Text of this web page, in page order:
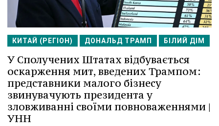
КИТАЙ (РЕГІОН) ДОНАЛЬД ТРАМП БІЛИЙ ДІМ
У Сполучених Штатах відбувається
оскарження мит, введених Трампом:
представники малого бізнесу
звинувачують президента у
зловживанні своїми повноваженнями |
УНН